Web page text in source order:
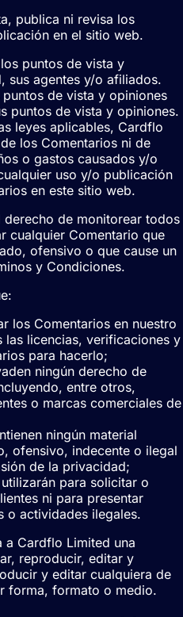
publica ni revisa los
en el sitio web.
puntos de vista y
sus agentes y/o afiliados.
de vista y opiniones
puntos de vista y opiniones.
leyes aplicables, Cardflo
los Comentarios ni de
o gastos causados y/o
uso y/o publicación
en este sitio web.
de monitorear todos
cualquier Comentario que
ofensivo o que cause un
y Condiciones.
los Comentarios en nuestro
las licencias, verificaciones y
para hacerlo;
ningún derecho de
entre otros,
o marcas comerciales de
ningún material
ofensivo, indecente o ilegal
de la privacidad;
para solicitar o
ni para presentar
o actividades ilegales.
a Cardflo Limited una
reproducir, editar y
y editar cualquiera de
forma, formato o medio.